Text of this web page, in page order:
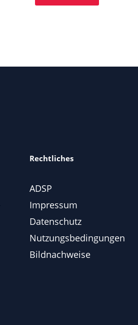
Rechtliches
ADSP
Impressum
Datenschutz
Nutzungsbedingungen
Bildnachweise